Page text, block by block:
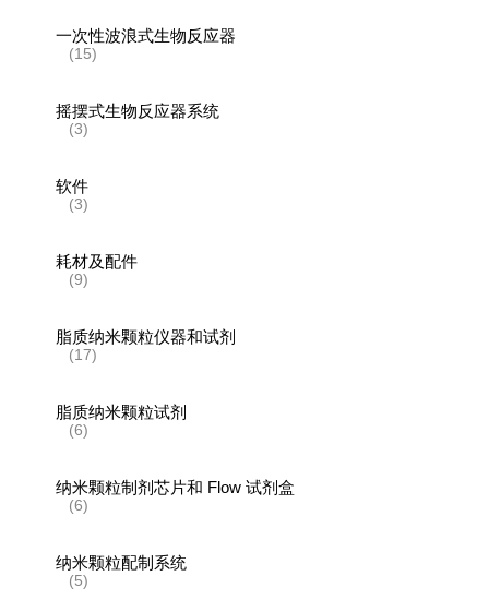
一次性波浪式生物反应器
(15)
摇摆式生物反应器系统
(3)
软件
(3)
耗材及配件
(9)
脂质纳米颗粒仪器和试剂
(17)
脂质纳米颗粒试剂
(6)
纳米颗粒制剂芯片和 Flow 试剂盒
(6)
纳米颗粒配制系统
(5)